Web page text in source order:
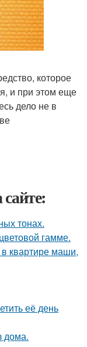
которое
и при этом еще
дело не в
тонах.
гамме.
квартире маши,
её день
дома.